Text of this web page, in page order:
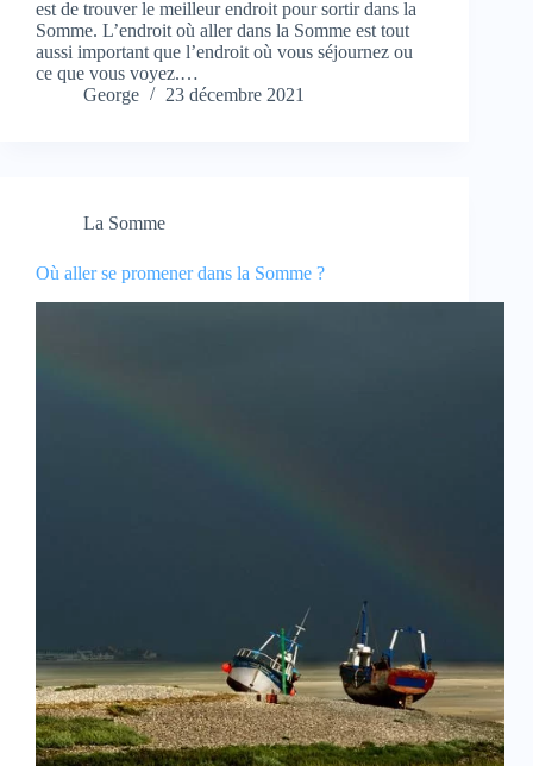
est de trouver le meilleur endroit pour sortir dans la
Somme. L’endroit où aller dans la Somme est tout
aussi important que l’endroit où vous séjournez ou
ce que vous voyez.…
George
23 décembre 2021
La Somme
Où aller se promener dans la Somme ?